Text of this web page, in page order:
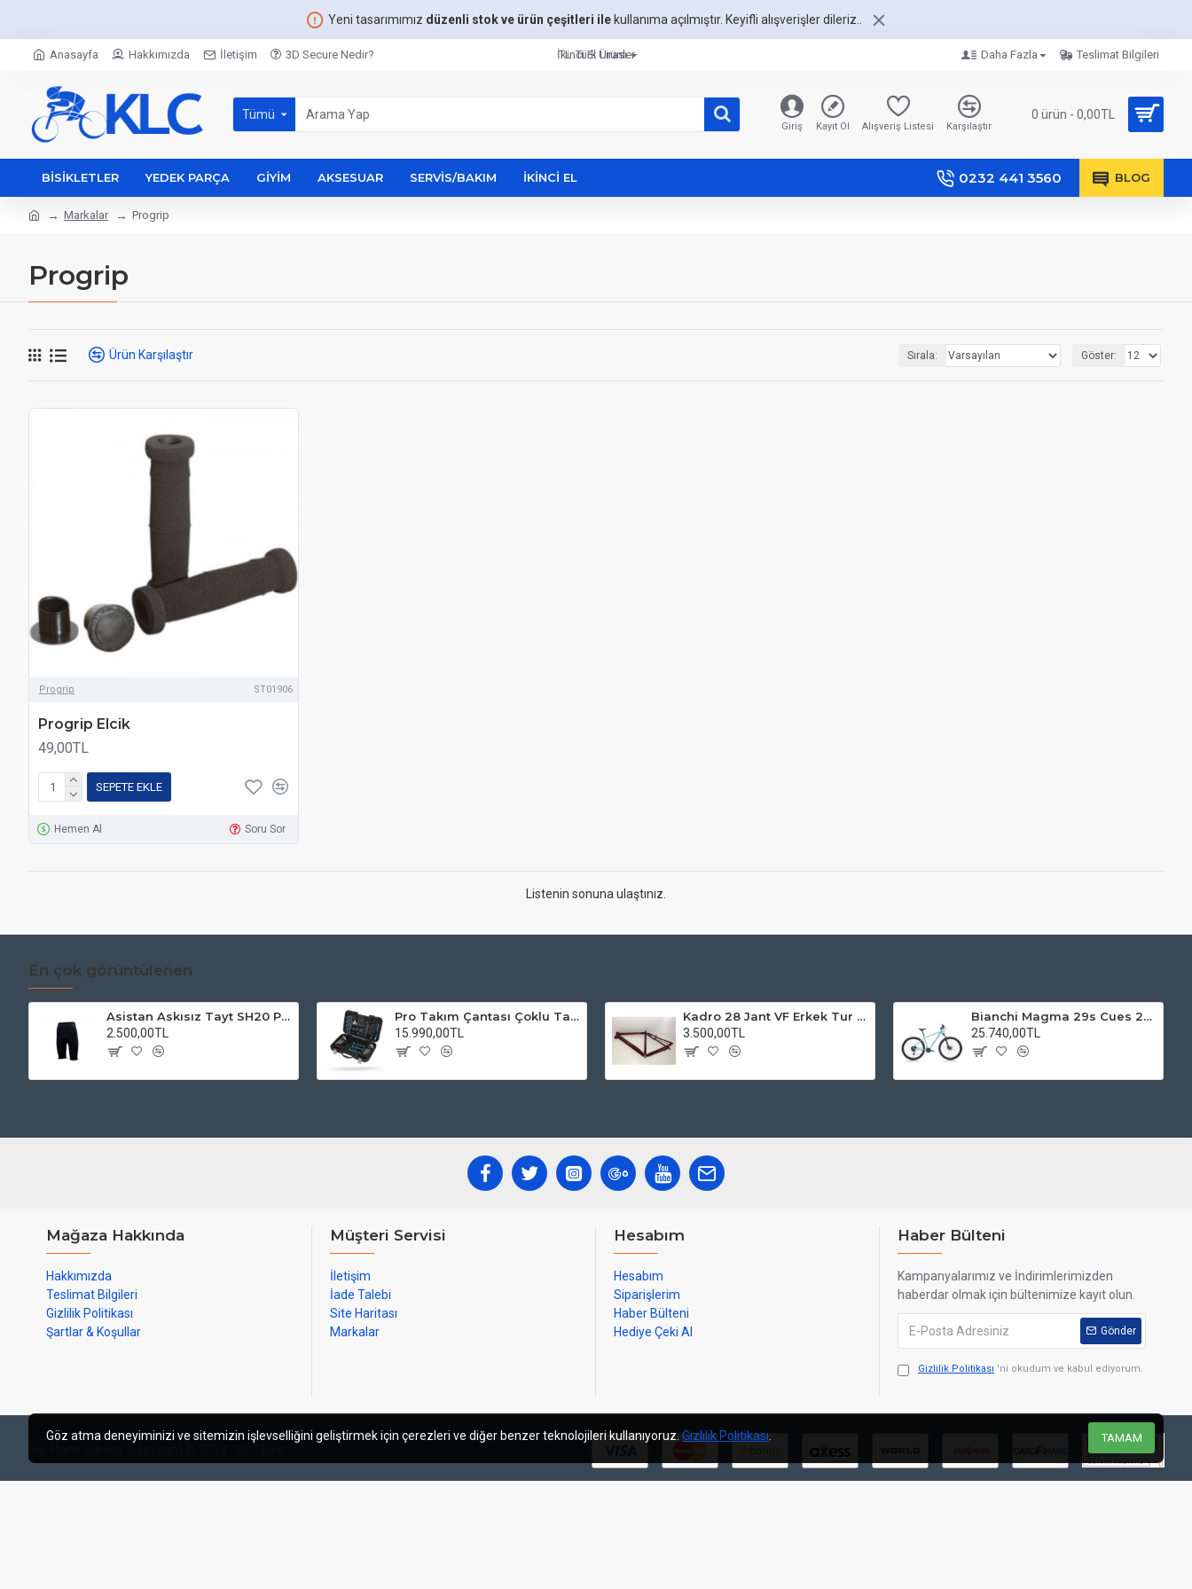
Yeni tasarımımız düzenli stok ve ürün çeşitleri ilekullanıma açılmıştır. Keyifli alışverişler dileriz..
Anasayfa Hakkımızda İletişim 3D Secure Nedir? İkinci El Ürünler
TL Türk Lirası Daha Fazla Teslimat Bilgileri
Tümü
Giriş Kayıt Ol Alışveriş Listesi Karşılaştır
0 ürün - 0,00TL
BISIKLETLER YEDEK PARÇA GIYIM AKSESUAR SERVIS/BAKIM İKINCI EL 0232 441 3560 BLOG
Markalar Progrip
Progrip
Ürün Karşılaştır Sırala: Göster:
Progrip ST01906
Progrip Elcik
49,00TL
SEPETE EKLE
Hemen Al Soru Sor
Listenin sonuna ulaştınız.
En çok görüntülenen
Asistan Askısız Tayt SH20 Pedli Siyah
2.500,00TL
Pro Takım Çantası Çoklu Tamir Seti
15.990,00TL
Kadro 28 Jant VF Erkek Tur Şehir Bisiklet Uyumlu
3.500,00TL
Bianchi Magma 29s Cues 2x9s Dağ Bisikleti
25.740,00TL
Mağaza Hakkında
Hakkımızda
Teslimat Bilgileri
Gizlilik Politikası
Şartlar & Koşullar
Müşteri Servisi
İletişim
İade Talebi
Site Haritası
Markalar
Hesabım
Hesabım
Siparişlerim
Haber Bülteni
Hediye Çeki Al
Haber Bülteni
Kampanyalarımız ve İndirimlerimizden
haberdar olmak için bültenimize kayıt olun.
Gönder
Gizlilik Politikası 'ni okudum ve kabul ediyorum.
TAMAM
Göz atma deneyiminizi ve sitemizin işlevselliğini geliştirmek için çerezleri ve diğer benzer teknolojileri kullanıyoruz. Gizlilik Politikası.